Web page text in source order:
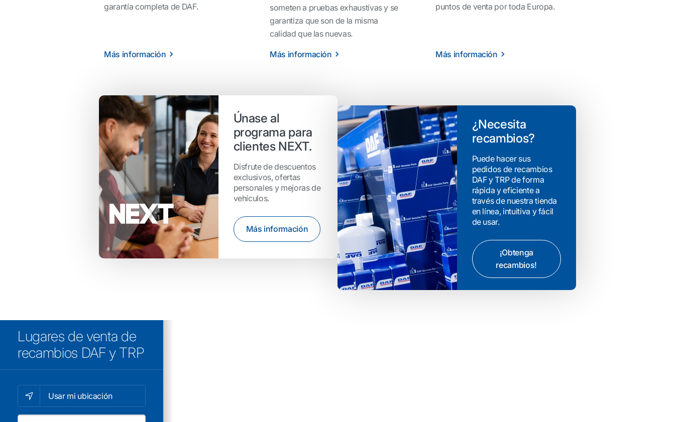
garantía completa de DAF.
Más información
someten a pruebas exhaustivas y se
garantiza que son de la misma
calidad que las nuevas.
Más información
puntos de venta por toda Europa.
Más información
Únase al
programa para
clientes NEXT.
Disfrute de descuentos
exclusivos, ofertas
personales y mejoras de
vehículos.
Más información
¿Necesita
recambios?
Puede hacer sus
pedidos de recambios
DAF y TRP de forma
rápida y eficiente a
través de nuestra tienda
en línea, intuitiva y fácil
de usar.
¡Obtenga
recambios!
Lugares de venta de
recambios DAF y TRP
Usar mi ubicación